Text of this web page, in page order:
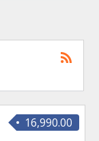
16,990.00